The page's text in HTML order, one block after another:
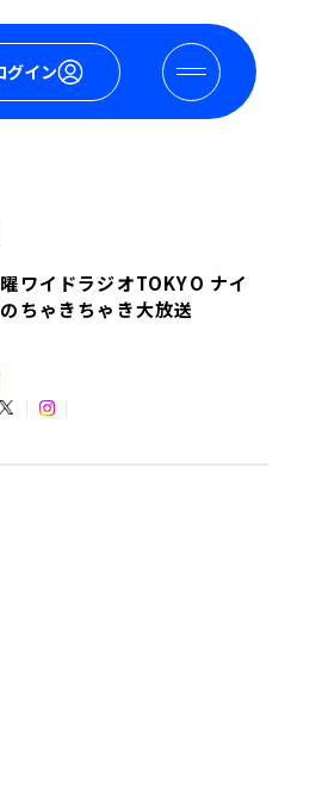
グイン
ワイドラジオTOKYO ナイ
ちゃきちゃき大放送